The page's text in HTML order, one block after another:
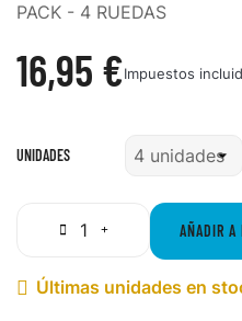
PACK - 4 RUEDAS
16,95 €Impuestos
UNIDADES
AÑADIR A
 Últimas unidades en